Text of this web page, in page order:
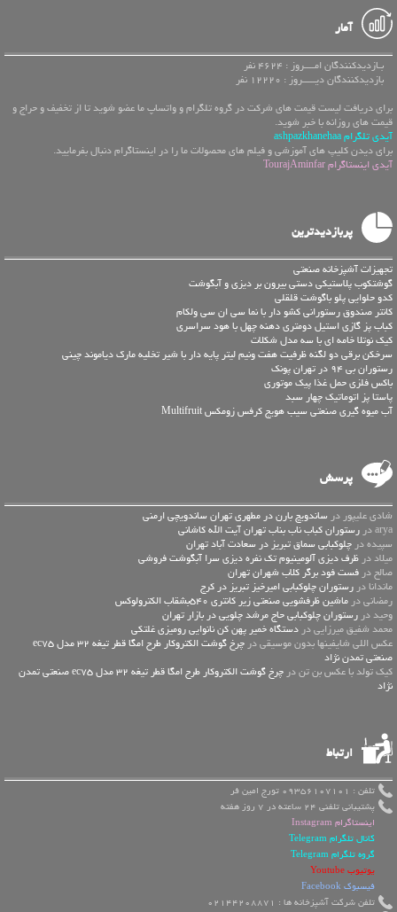
آمار
بـازدیدکنندگان امــــروز : 4624 نفر
بازدیدکنندگان دیـــــروز : 12220 نفر
برای دریافت لیست قیمت های شرکت در گروه تلگرام و واتساپ ما عضو شوید تا از تخفیف و حراج و
قیمت های روزانه با خبر شوید.
آیدی تلگرام ashpazkhanehaa
برای دیدن کلیپ های آموزشی و فیلم های محصولات ما را در اینستاگرام دنبال بفرمایید.
آیدی اینستاگرام TourajAminfar
پربازدیدترین
تجهیزات آشپزخانه صنعتی
گوشتکوب پلاستیکی دستی بیرون بر دیزی و آبگوشت
کدو حلوایی پلو باگوشت قلقلی
کانتر صندوق رستورانی کشو دار با نما سی ان سی ولکام
کباب پز گازی استیل دومتری دهنه چهل با هود سراسری
کیک نوتلا خامه ای با سه مدل شکلات
سرخکن برقی دو لگنه ظرفیت هفت ونیم لیتر پایه دار با شیر تخلیه مارک دیاموند چینی
رستوران بی 94 در تهران پونک
باکس فلزی حمل غذا پیک موتوری
پاستا پز اتوماتیک چهار سبد
آب میوه گیری صنعتی سیب هویج کرفس زومکس Multifruit
پرسش
شادی علیپور در ساندویچ بارن در مطهری تهران ساندویچی ارمنی
arya در
رستوران کباب ناب بناب تهران آیت الله کاشانی
سپیده در چلوکبابی سماق تبریز در سعادت آباد تهران
میلاد در ظرف دیزی آلومینیوم تک نفره دیزی سرا آبگوشت فروشی
صالح در فست فود برگر کلاب شهران تهران
ماندانا در رستوران چلوکبابی امیرخیز تبریز در کرج
رمضانی در ماشین ظرفشویی صنعتی زیر کانتری 540بشقاب الکترولوکس
وحید در رستوران چلوکبابی حاج مرشد چلویی در بازار تهران
محمد شفیق میرزایی در دستگاه خمیر پهن کن نانوایی رومیزی غلتکی
عكس اللي شايفينها بدون موسيقى در
چرخ گوشت الکتروکار طرح امگا قطر تیغه 32 مدل ec75
صنعتی تمدن نژاد
کیک تولد با عکس بن تن در
چرخ گوشت الکتروکار طرح امگا قطر تیغه 32 مدل ec75 صنعتی تمدن
نژاد
ارتباط
تلفن : 09356107101 تورج امین فر
پشتیبانی تلفنی 24 ساعته در 7 روز هفته
اینستاگرام Instagram
کانال تلگرام Telegram
گروه تلگرام Telegram
یوتیوب Youtube
فیسبوک Facebook
تلفن شرکت آشپزخانه ها : 02144208871